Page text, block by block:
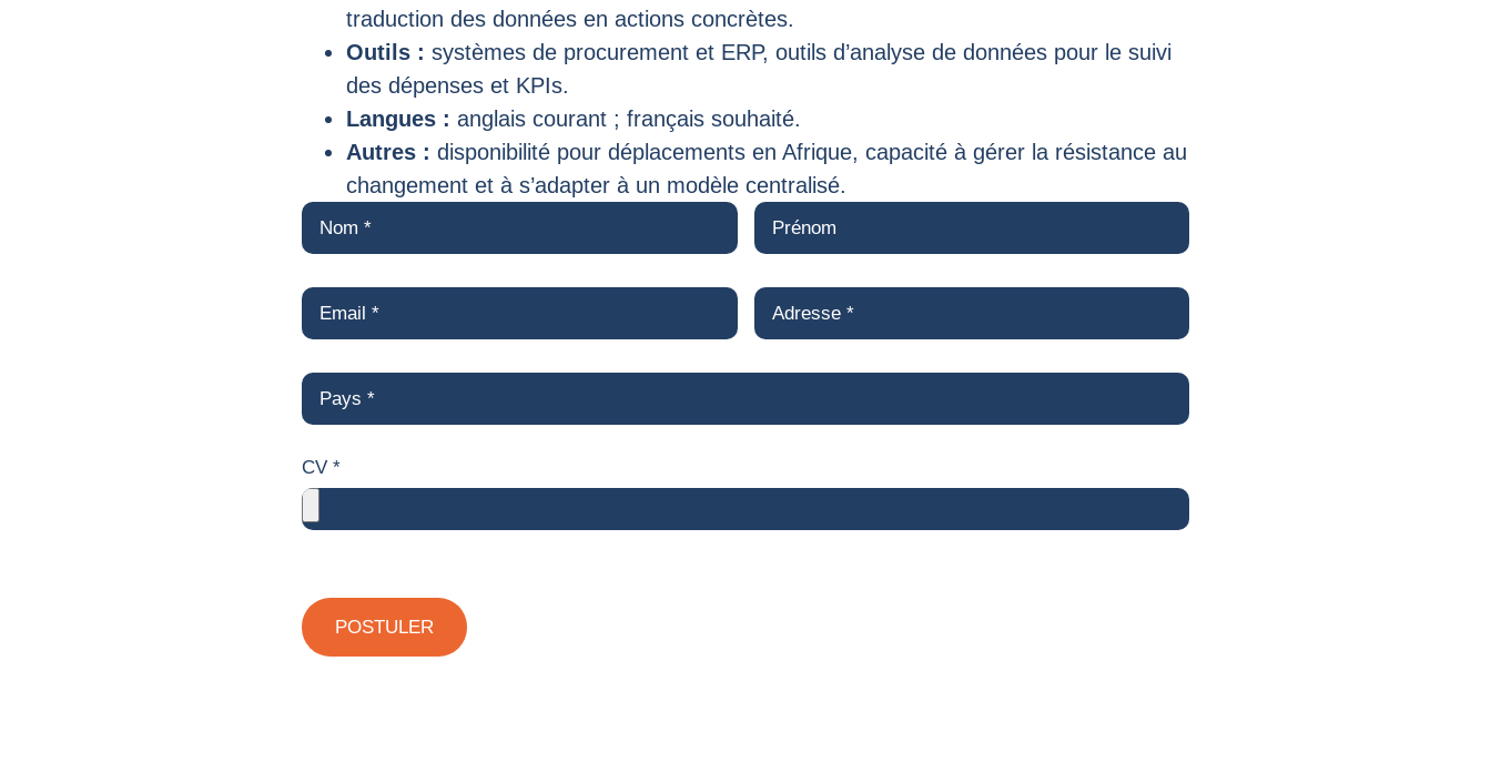
traduction des données en actions concrètes.
Outils : systèmes de procurement et ERP, outils d’analyse de données pour le suivi
des dépenses et KPIs.
Langues : anglais courant ; français souhaité.
Autres : disponibilité pour déplacements en Afrique, capacité à gérer la résistance au
changement et à s’adapter à un modèle centralisé.
CV *
POSTULER